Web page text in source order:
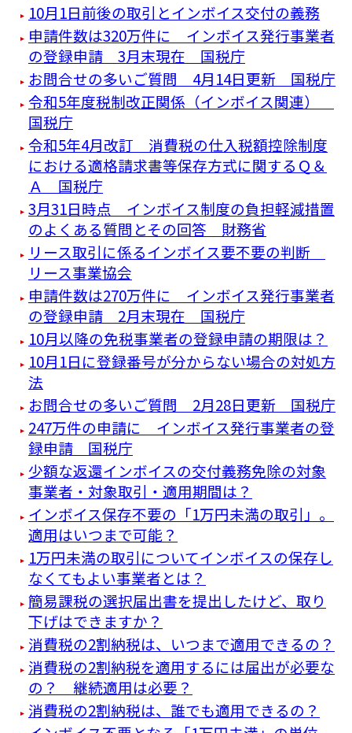
10月1日前後の取引とインボイス交付の義務
申請件数は320万件に インボイス発行事業者
の登録申請 3月末現在 国税庁
お問合せの多いご質問 4月14日更新 国税庁
令和5年度税制改正関係（インボイス関連）
国税庁
令和5年4月改訂 消費税の仕入税額控除制度
における適格請求書等保存方式に関するＱ＆
Ａ 国税庁
3月31日時点 インボイス制度の負担軽減措置
のよくある質問とその回答 財務省
リース取引に係るインボイス要不要の判断
リース事業協会
申請件数は270万件に インボイス発行事業者
の登録申請 2月末現在 国税庁
10月以降の免税事業者の登録申請の期限は？
10月1日に登録番号が分からない場合の対処方
法
お問合せの多いご質問 2月28日更新 国税庁
247万件の申請に インボイス発行事業者の登
録申請 国税庁
少額な返還インボイスの交付義務免除の対象
事業者・対象取引・適用期間は？
インボイス保存不要の「1万円未満の取引」。
適用はいつまで可能？
1万円未満の取引についてインボイスの保存し
なくてもよい事業者とは？
簡易課税の選択届出書を提出したけど、取り
下げはできますか？
消費税の2割納税は、いつまで適用できるの？
消費税の2割納税を適用するには届出が必要な
の？ 継続適用は必要？
消費税の2割納税は、誰でも適用できるの？